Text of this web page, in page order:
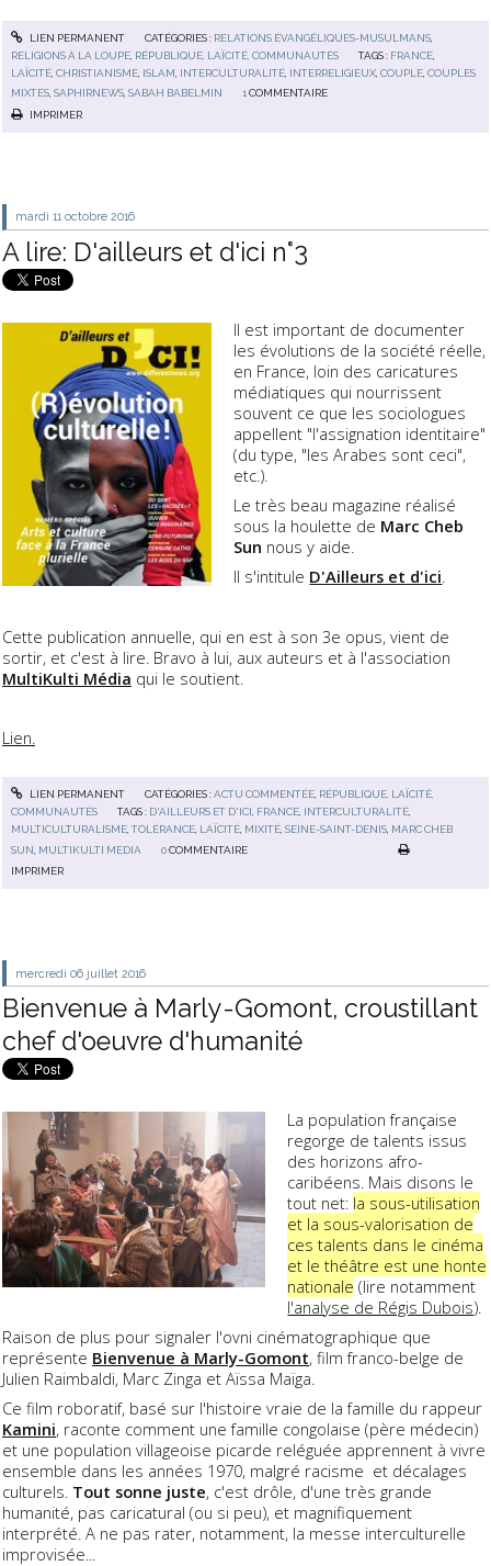
LIEN PERMANENT CATÉGORIES : RELATIONS ÉVANGÉLIQUES-MUSULMANS,
RELIGIONS À LA LOUPE RÉPUBLIQUE, LAÏCITÉ, COMMUNAUTÉS TAGS : FRANCE
LAÏCITÉ ,CHRISTIANISME ISLAM INTERCULTURALITÉ INTERRELIGIEUX ,COUPLE ,COUPLES
MIXTES,SAPHIRNEWS,SABAH BABELMIN 1 COMMENTAIRE
IMPRIMER
mardi 11 octobre 2016
A lire: D'ailleurs et d'ici n°3
Il est important de documenter
les évolutions de la société réelle,
en France, loin des caricatures
médiatiques qui nourrissent
souvent ce que les sociologues
appellent "l'assignation identitaire"
(du type, "les Arabes sont ceci",
etc.).
Le très beau magazine réalisé
sous la houlette de Marc Cheb
Sun nous y aide.
Il s'intitule D'Ailleurs et d'ici.
Cette publication annuelle, qui en est à son 3e opus, vient de
sortir, et c'est à lire. Bravo à lui, aux auteurs et à l'association
MultiKulti Média qui le soutient.
Lien.
LIEN PERMANENT CATÉGORIES :ACTU COMMENTÉE, RÉPUBLIQUE, LAÏCITÉ,
COMMUNAUTÉS
TAGS : D'AILLEURS ET D'ICI, FRANCE, INTERCULTURALITÉ,
MULTICULTURALISME,TOLÉRANCE, LAÏCITÉ, MIXITÉ,SEINE-SAINT-DENIS, MARC CHEB
SUN MULTIKULTI MEDIA 0 COMMENTAIRE
IMPRIMER
mercredi 06 juillet 2016
Bienvenue à Marly-Gomont, croustillant
chef d'oeuvre d'humanité
La population française
regorge de talents issus
des horizons afro-
caribéens. Mais disons le
tout net: la sous-utilisation
et la sous-valorisation de
ces talents dans le cinéma
et le théâtre est une honte
nationale (lire notamment
l'analyse de Régis Dubois).
Raison de plus pour signaler l'ovni cinématographique que
représente Bienvenue à Marly-Gomont, film franco-belge de
Julien Raimbaldi, Marc Zinga et Aïssa Maïga.
Ce film roboratif, basé sur l'histoire vraie de la famille du rappeur
Kamini, raconte comment une famille congolaise (père médecin)
et une population villageoise picarde reléguée apprennent à vivre
ensemble dans les années 1970, malgré racisme et décalages
culturels. Tout sonne juste, c'est drôle, d'une très grande
humanité, pas caricatural (ou si peu), et magnifiquement
interprété. A ne pas rater, notamment, la messe interculturelle
improvisée...